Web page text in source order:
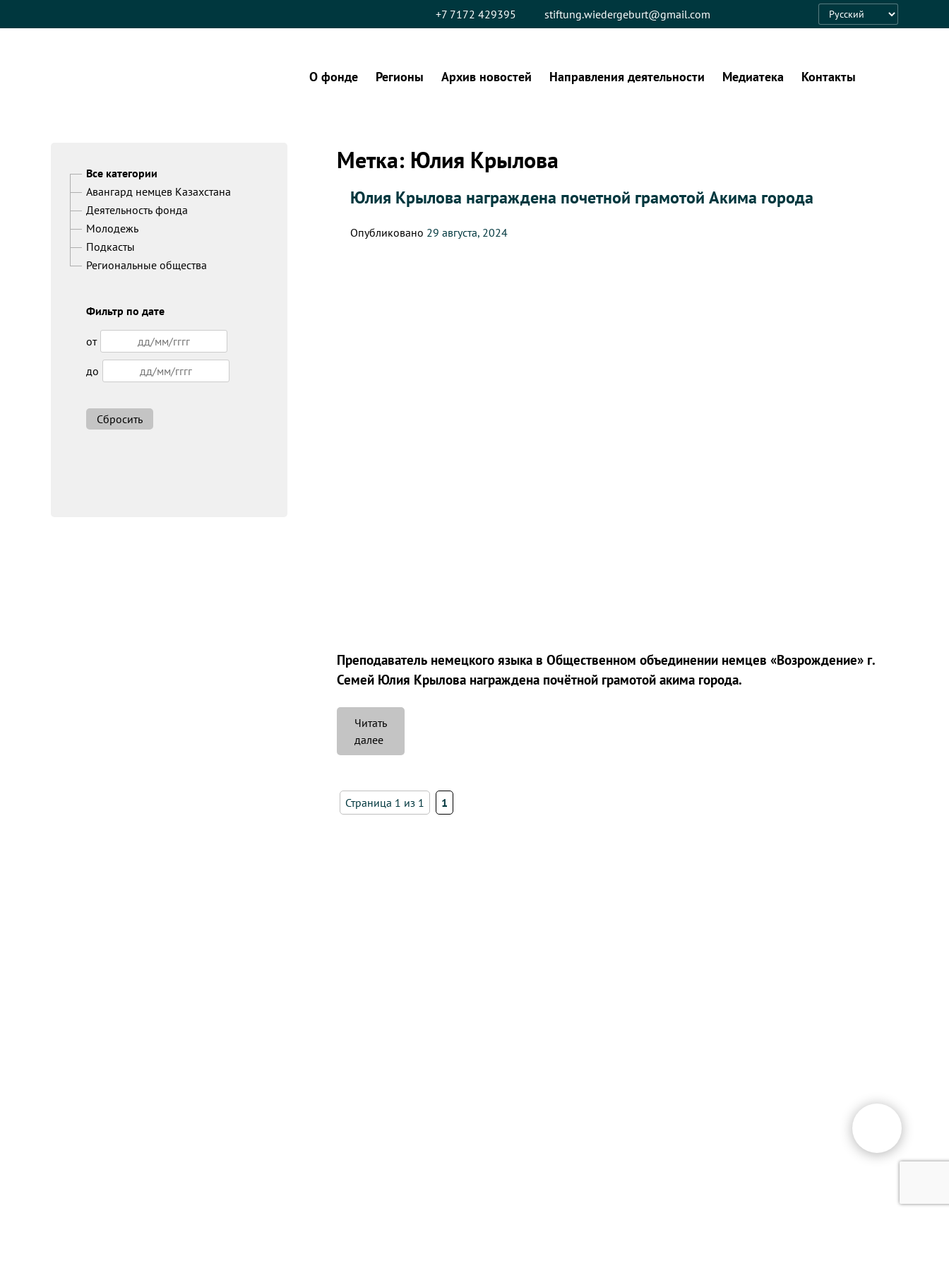
+7 7172 429395 stiftung.wiedergeburt@gmail.com
Language
О фонде Регионы Архив новостей Направления деятельности Медиатека Контакты
Метка: Юлия Крылова
Юлия Крылова награждена почетной грамотой Акима города
Опубликовано 29 августа, 2024
Преподаватель немецкого языка в Общественном объединении немцев «Возрождение» г.
Семей Юлия Крылова награждена почётной грамотой акима города.
Читать
далее«Юлия
Крылова
почетной
грамотой
Страница 1 из 1 1
Все категории
Авангард немцев Казахстана
Деятельность фонда
Молодежь
Подкасты
Региональные общества
Фильтр по дате
от
до
Сбросить